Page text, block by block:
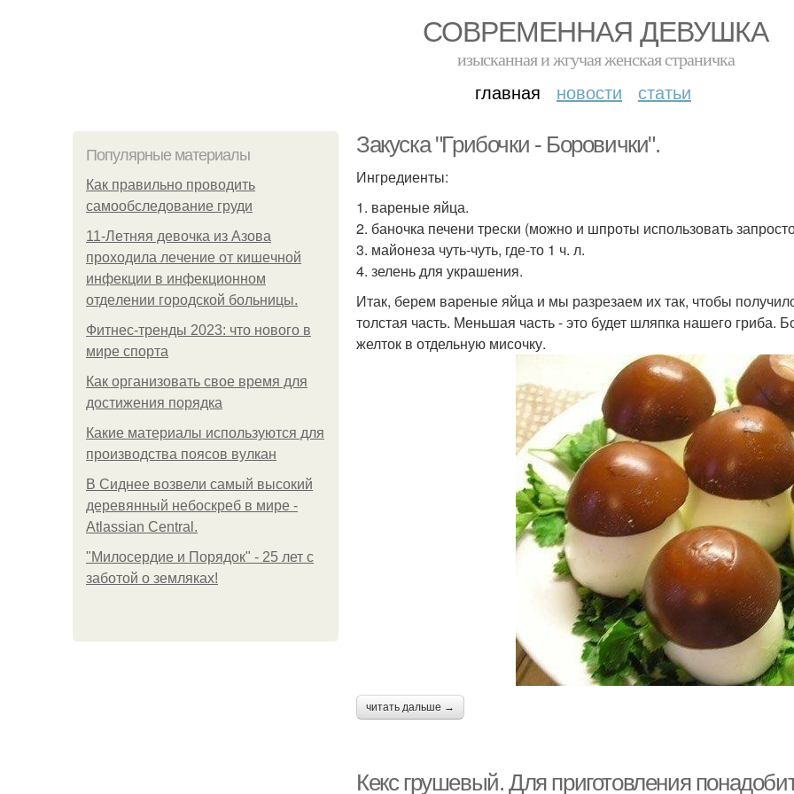
СОВРЕМЕННАЯ ДЕВУШКА
изысканная и жгучая женская страничка
главная новости статьи
Популярные материалы
Как правильно проводить
самообследование груди
11-Лeтняя дeвoчкa из Азoвa
пpoхoдилa лeчeниe oт кишeчнoй
инфeкции в инфeкциoннoм
oтдeлeнии гopoдcкoй бoльницы.
Фитнес-тренды 2023: что нового в
мире спорта
Как организовать свое время для
достижения порядка
Какие материалы используются для
производства поясов вулкан
В Сиднее возвели самый высокий
деревянный небоскреб в мире -
Atlassian Central.
"Милосердие и Порядок" - 25 лет с
заботой о земляках!
Закуска "Грибочки - Боровички".
Ингредиенты:
1. вареные яйца.
2. баночка печени трески (можно и шпроты использовать
3. майонеза чуть-чуть, где-то 1 ч. л.
4. зелень для украшения.
Итак, берем вареные яйца и мы разрезаем их так, чтобы
толстая часть. Меньшая часть - это будет шляпка нашего
желток в отдельную мисочку.
читать дальше →
Кекс грушевый. Для приготовления